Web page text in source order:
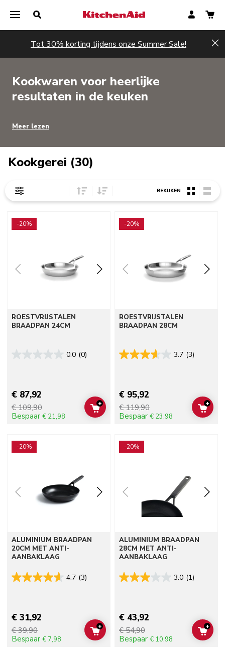
Tot 30% korting tijdens onze Summer Sale!
Kookwaren voor heerlijke
resultaten in de keuken
Meer lezen
Kookgerei (30)
Sort Price ascending
Sort Price descending
BEKIJKEN
-20%
ROESTVRIJSTALEN
BRAADPAN 24CM
0.0 (0)
€ 87,92
€ 109,90
Bespaar € 21,98
ADD TO CART
+
-20%
ROESTVRIJSTALEN
BRAADPAN 28CM
3.7 (3)
€ 95,92
€ 119,90
Bespaar € 23,98
ADD
+
-20%
ALUMINIUM BRAADPAN
20CM MET ANTI-
AANBAKLAAG
4.7 (3)
€ 31,92
€ 39,90
Bespaar € 7,98
ADD TO CART
+
-20%
ALUMINIUM BRAADPAN
28CM MET ANTI-
AANBAKLAAG
3.0 (1)
€ 43,92
€ 54,90
Bespaar € 10,98
ADD
+